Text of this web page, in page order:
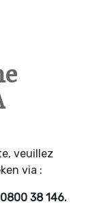
veuillez
via :
0800 38 146.